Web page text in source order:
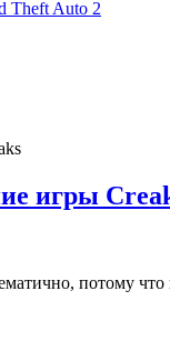
игры
потому